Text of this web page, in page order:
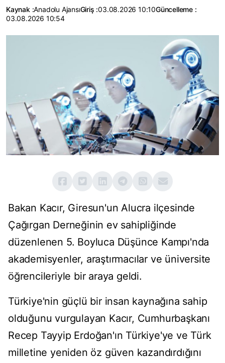
Kaynak :Anadolu AjansıGiriş :03.08.2026 10:10Güncelleme :
03.08.2026 10:54
Bakan Kacır, Giresun'un Alucra ilçesinde
Çağırgan Derneğinin ev sahipliğinde
düzenlenen 5. Boyluca Düşünce Kampı'nda
akademisyenler, araştırmacılar ve üniversite
öğrencileriyle bir araya geldi.
Türkiye'nin güçlü bir insan kaynağına sahip
olduğunu vurgulayan Kacır, Cumhurbaşkanı
Recep Tayyip Erdoğan'ın Türkiye'ye ve Türk
milletine yeniden öz güven kazandırdığını